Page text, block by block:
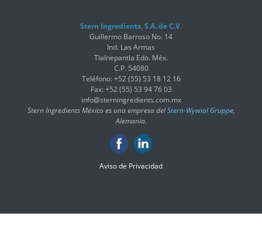
Stern Ingredients, S.A. de C.V.
Guillermo Barroso No. 14
Ind. Las Armas
Tlalnepantla Edo. Méx.
C.P. 54080
Teléfono: +52 (55) 53 18 12 16
Fax: +52 (55) 53 94 76 03
info@sterningredients.com.mx
Stern Ingredients México es una empresa delStern-Wywiol Gruppe,
Alemania.
Aviso de Privacidad